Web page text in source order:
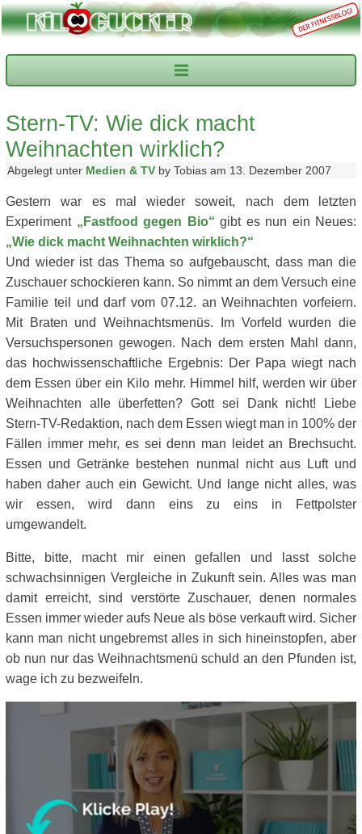
Stern-TV: Wie dick macht
Weihnachten wirklich?
Abgelegt unter Medien & TV by Tobias am 13. Dezember 2007
Gestern war es mal wieder soweit, nach dem letzten
Experiment „Fastfood gegen Bio“ gibt es nun ein Neues:
„Wie dick macht Weihnachten wirklich?“
Und wieder ist das Thema so aufgebauscht, dass man die
Zuschauer schockieren kann. So nimmt an dem Versuch eine
Familie teil und darf vom 07.12. an Weihnachten vorfeiern.
Mit Braten und Weihnachtsmenüs. Im Vorfeld wurden die
Versuchspersonen gewogen. Nach dem ersten Mahl dann,
das hochwissenschaftliche Ergebnis: Der Papa wiegt nach
dem Essen über ein Kilo mehr. Himmel hilf, werden wir über
Weihnachten alle überfetten? Gott sei Dank nicht! Liebe
Stern-TV-Redaktion, nach dem Essen wiegt man in 100% der
Fällen immer mehr, es sei denn man leidet an Brechsucht.
Essen und Getränke bestehen nunmal nicht aus Luft und
haben daher auch ein Gewicht. Und lange nicht alles, was
wir essen, wird dann eins zu eins in Fettpolster
umgewandelt.
Bitte, bitte, macht mir einen gefallen und lasst solche
schwachsinnigen Vergleiche in Zukunft sein. Alles was man
damit erreicht, sind verstörte Zuschauer, denen normales
Essen immer wieder aufs Neue als böse verkauft wird. Sicher
kann man nicht ungebremst alles in sich hineinstopfen, aber
ob nun nur das Weihnachtsmenü schuld an den Pfunden ist,
wage ich zu bezweifeln.